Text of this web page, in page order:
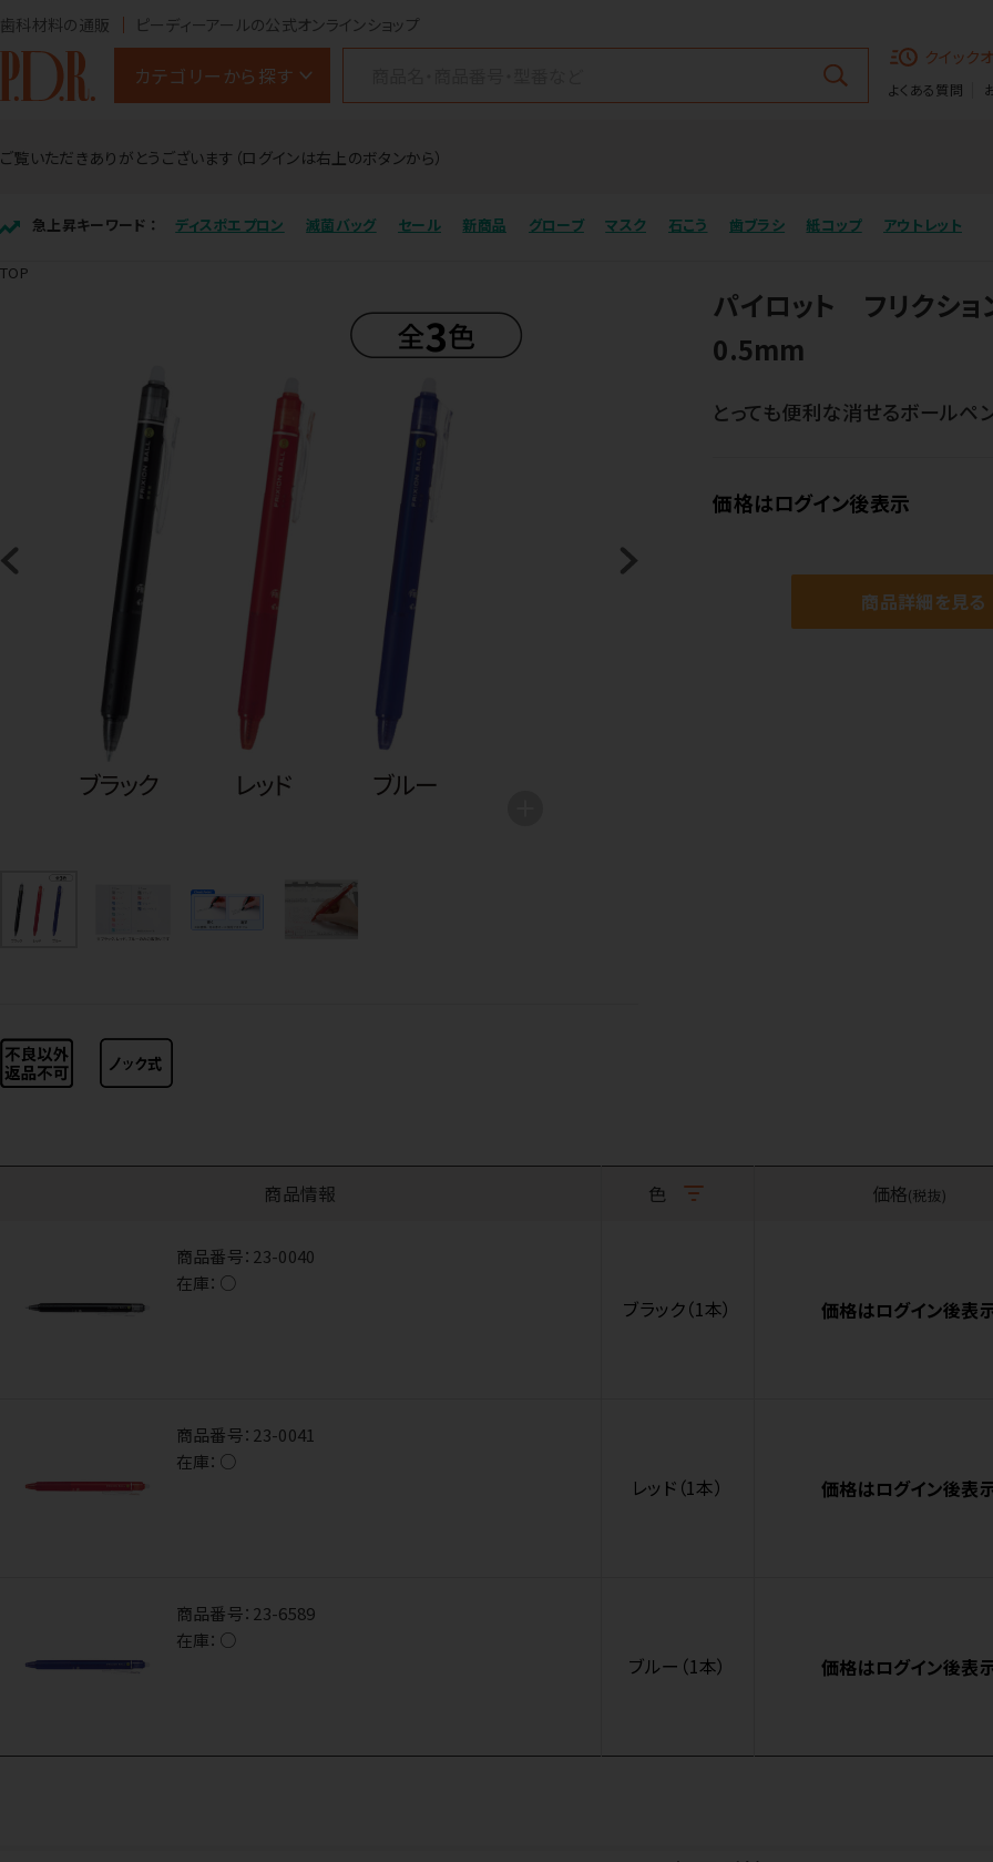
歯科材料の通販 ピーディーアールの公式オンラインショップ
カテゴリーから探す
クイック
よくある質問
ご覧いただきありがとうございます（ログインは右上のボタンから）
急上昇キーワード ： ディスポエプロン 滅菌バッグ セール 新商品 グローブ マスク 石こう 歯ブラシ 紙コップ アウトレット
TOP
パイロット フリクシ
0.5mm
とっても便利な消せるボールペン
価格はログイン後表示
商品詳細を見る
商品情報 色 価格(税抜)
商品番号： 23-0040
在庫： ○
ブラック（1本） 価格はログイン後表
商品番号： 23-0041
在庫： ○
レッド（1本） 価格はログイン後表
商品番号： 23-6589
在庫： ○
ブルー（1本） 価格はログイン後表